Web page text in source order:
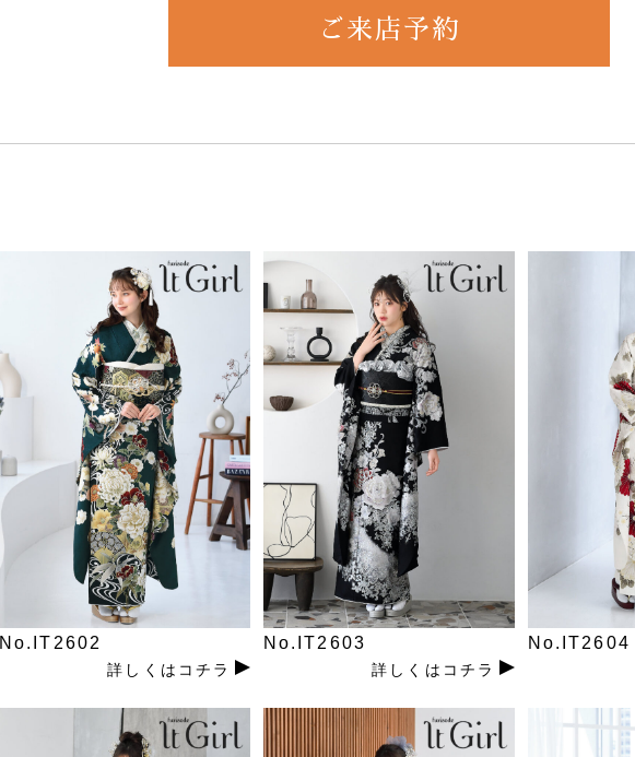
ご来店予約
No.IT2602
詳しくはコチラ
No.IT2603
詳しくはコチラ
No.IT2604